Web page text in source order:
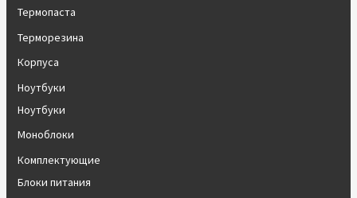
Термопаста
Терморезина
Корпуса
Ноутбуки
Ноутбуки
Моноблоки
Комплектующие
Блоки питания